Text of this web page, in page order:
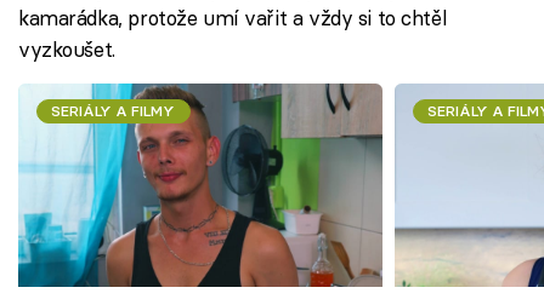
kamarádka, protože umí vařit a vždy si to chtěl
vyzkoušet.
SERIÁLY A FILMY SERIÁLY A